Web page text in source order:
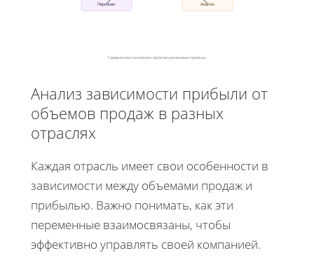
Персонал Анализ
Гармоничное сочетание стратегий увеличивает прибыль
Анализ зависимости прибыли от
объемов продаж в разных
отраслях
Каждая отрасль имеет свои особенности в
зависимости между объемами продаж и
прибылью. Важно понимать, как эти
переменные взаимосвязаны, чтобы
эффективно управлять своей компанией.